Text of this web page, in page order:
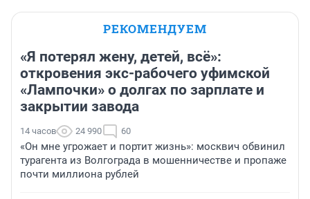
РЕКОМЕНДУЕМ
«Я потерял жену, детей, всё»:
откровения экс-рабочего уфимской
«Лампочки» о долгах по зарплате и
закрытии завода
14 часов 24 990 60
«Он мне угрожает и портит жизнь»: москвич обвинил
турагента из Волгограда в мошенничестве и пропаже
почти миллиона рублей